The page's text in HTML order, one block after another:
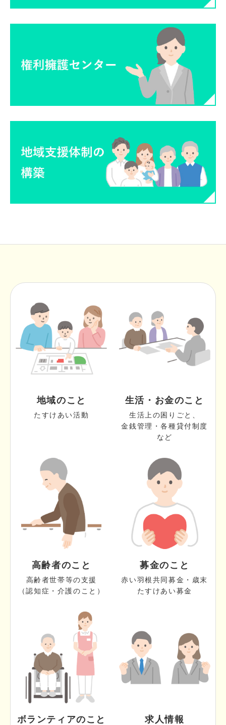
地域のこと
たすけあい活動
生活・お金のこと
生活上の困りごと、
金銭管理・各種貸付制度
など
高齢者のこと
高齢者世帯等の支援
（認知症・介護のこと）
募金のこと
赤い羽根共同募金・歳末
たすけあい募金
ボランティアのこと 求人情報